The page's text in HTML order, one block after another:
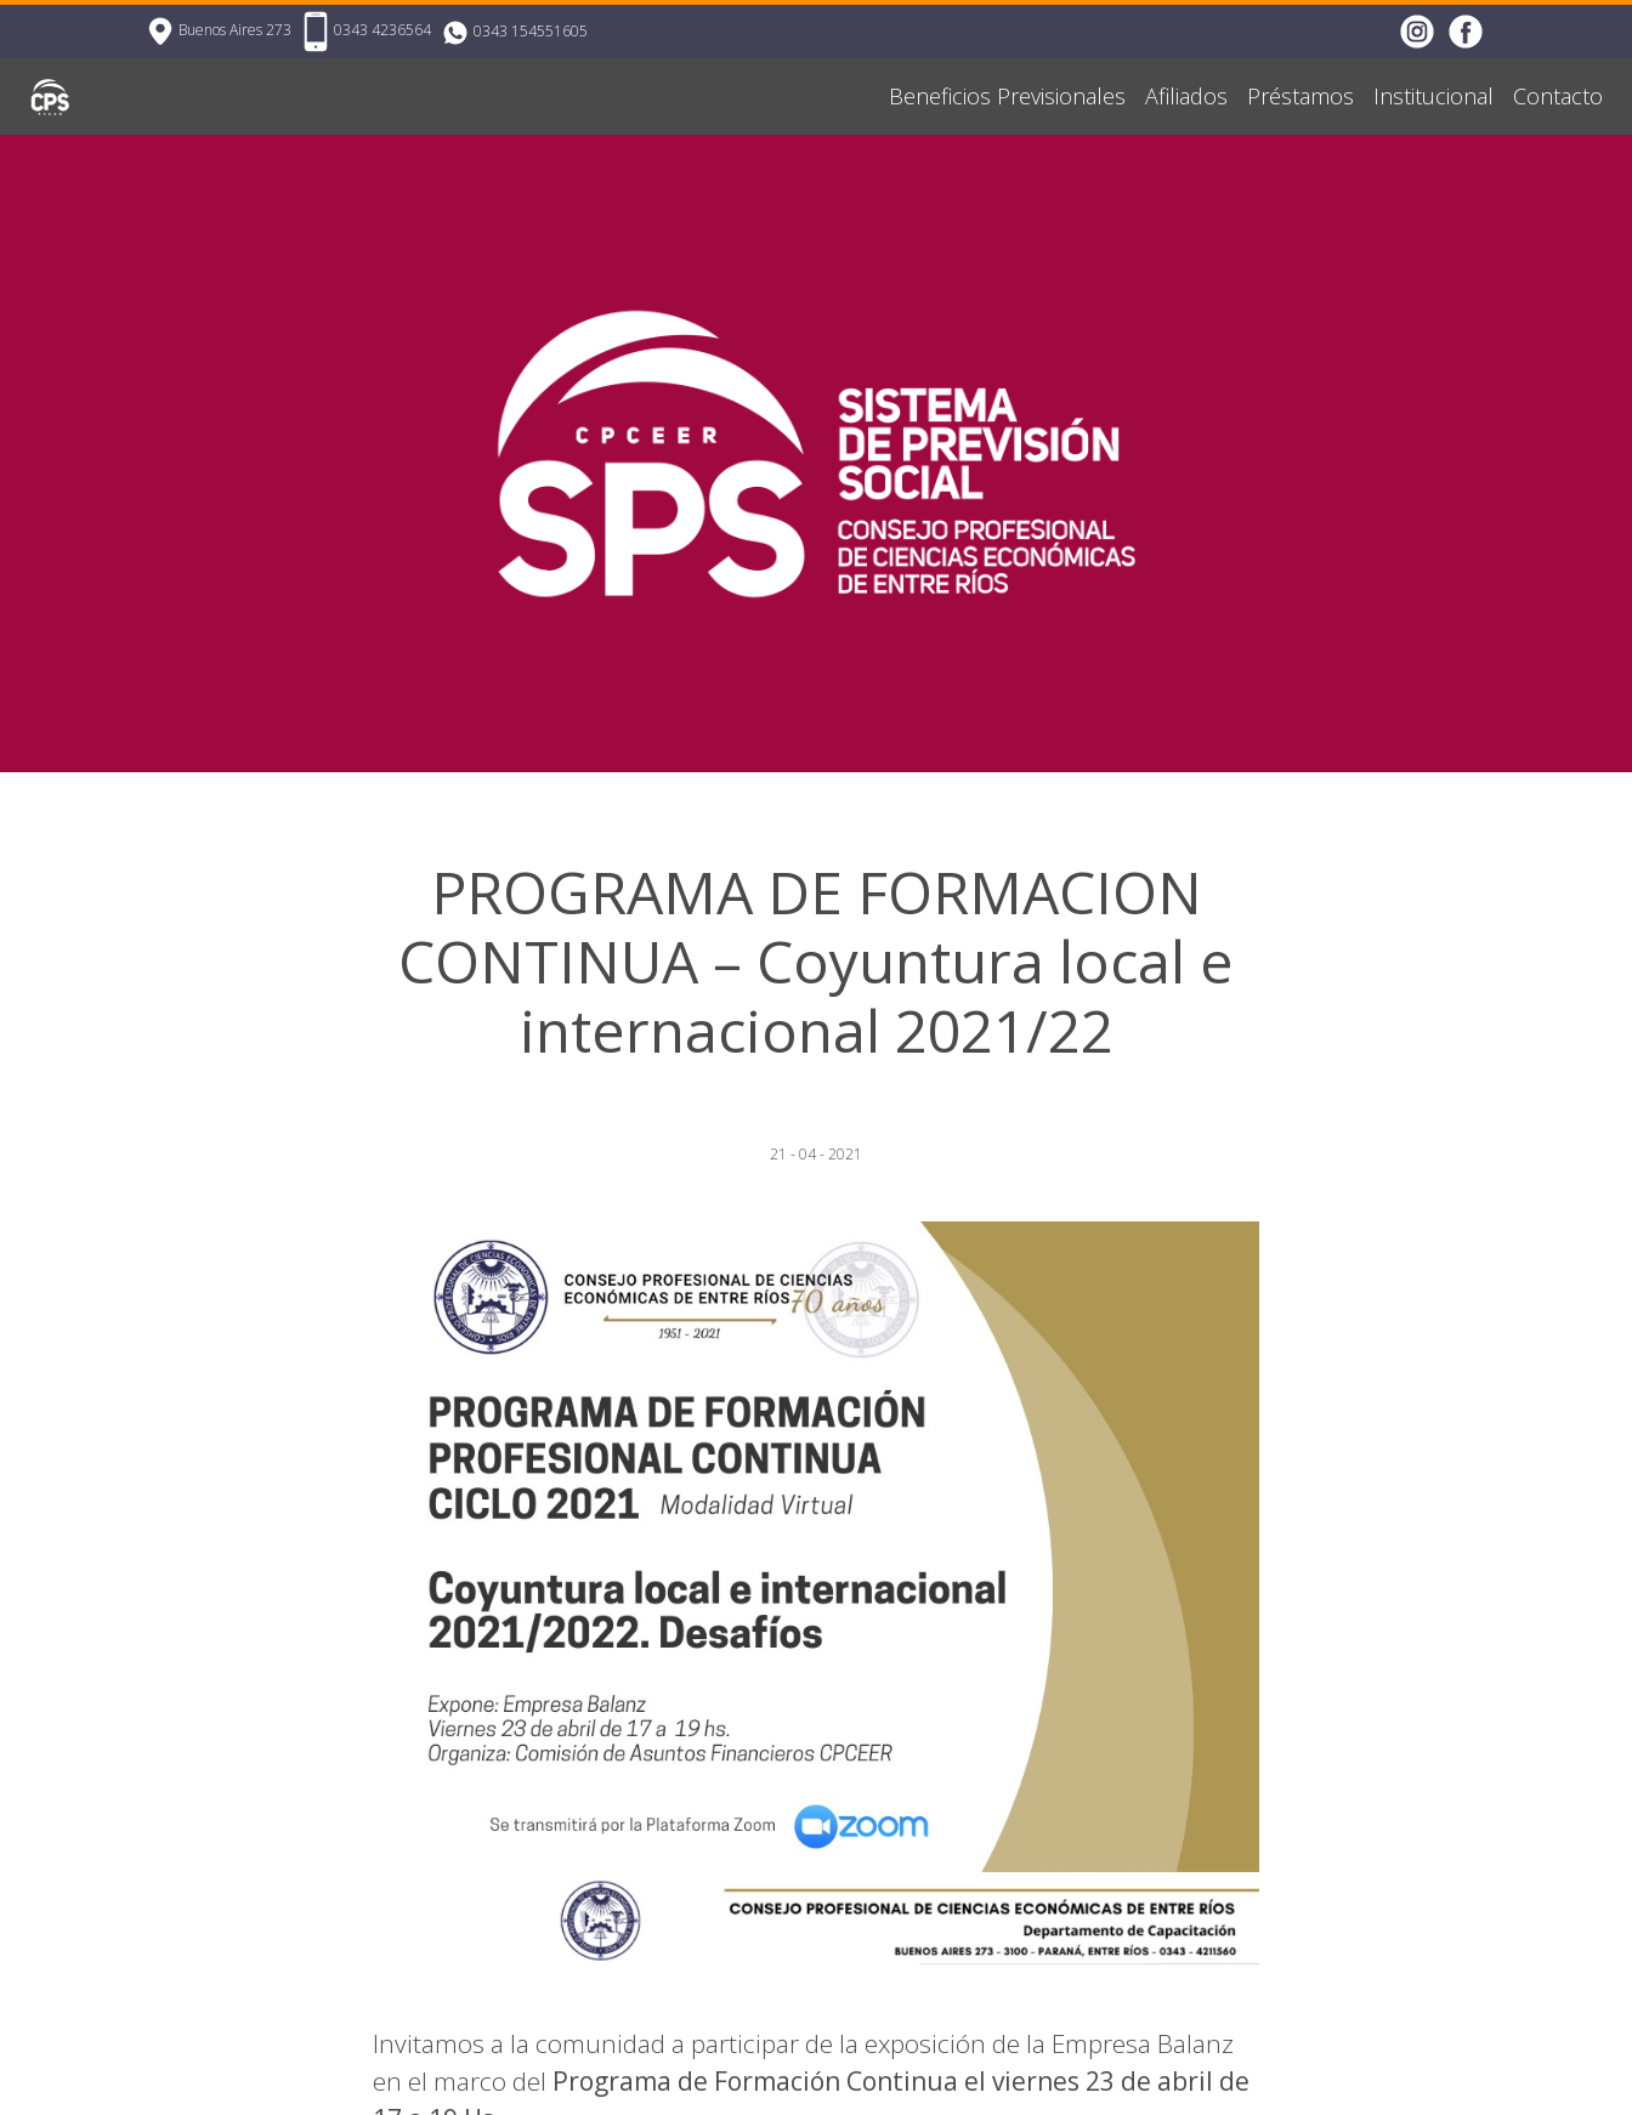
Buenos Aires 273 0343 4236564 0343 154551605
Beneficios Previsionales Afiliados Préstamos Institucional Contacto
PROGRAMA DE FORMACION
CONTINUA – Coyuntura local e
internacional 2021/22
21 - 04 - 2021
Invitamos a la comunidad a participar de la exposición de la Empresa Balanz
en el marco del Programa de Formación Continua el viernes 23 de abril de